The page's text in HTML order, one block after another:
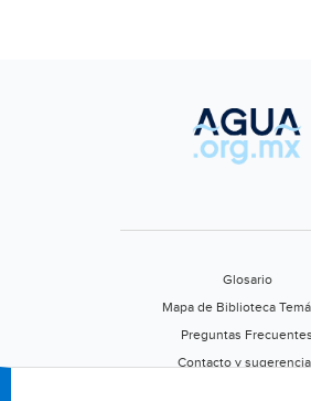
Glosario
Mapa de Biblioteca
Preguntas Frecuentes
Contacto y